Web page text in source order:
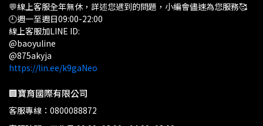
💬線上客服全年無休，詳述您遇到的問題，小編會儘速為您服務🥰
🕘週一至週日09:00-22:00
線上客服加LINE ID:
@baoyuline
@875akyja
https://lin.ee/k9gaNeo
🏢寶育國際有限公司
客服專線：0800088872